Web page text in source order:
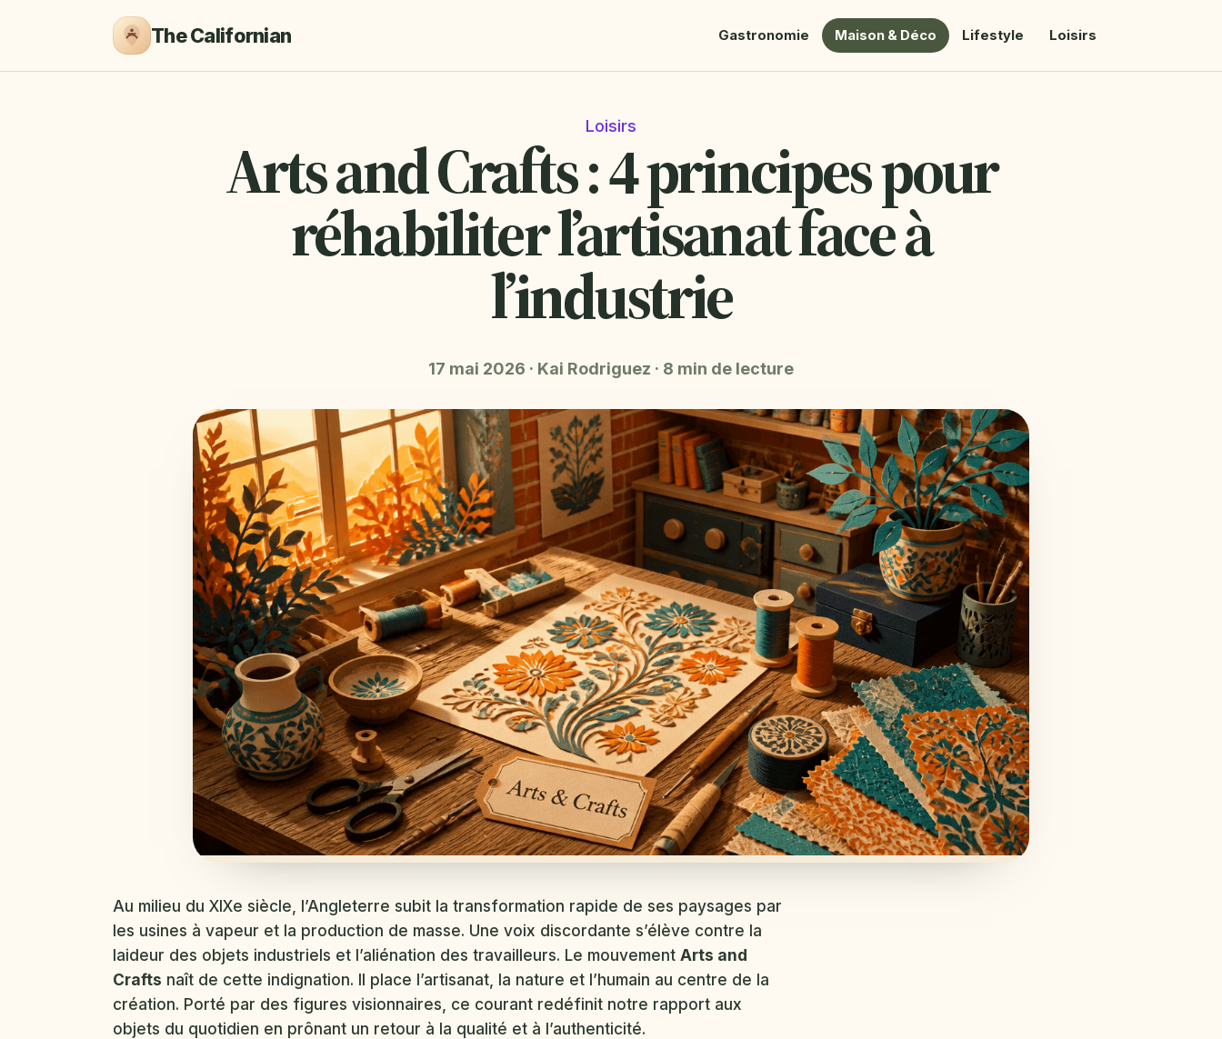
The Californian Gastronomie Maison & Déco Lifestyle Loisirs
Loisirs
Arts and Crafts : 4 principes pour
réhabiliter l’artisanat face à
l’industrie
17 mai 2026 · Kai Rodriguez · 8 min de lecture
Au milieu du XIXe siècle, l’Angleterre subit la transformation rapide de ses paysages par
les usines à vapeur et la production de masse. Une voix discordante s’élève contre la
laideur des objets industriels et l’aliénation des travailleurs. Le mouvement Arts and
Crafts naît de cette indignation. Il place l’artisanat, la nature et l’humain au centre de la
création. Porté par des figures visionnaires, ce courant redéfinit notre rapport aux
objets du quotidien en prônant un retour à la qualité et à l’authenticité.